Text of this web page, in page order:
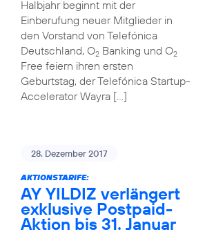
Halbjahr beginnt mit der
Einberufung neuer Mitglieder in
den Vorstand von Telefónica
Deutschland, O2Banking und O2
Free feiern ihren ersten
Geburtstag, der Telefónica Startup-
Accelerator Wayra […]
28. Dezember 2017
AKTIONSTARIFE:
AY YILDIZ verlängert
exklusive Postpaid-
Aktion bis 31. Januar